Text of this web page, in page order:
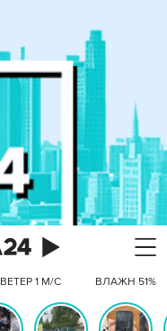
ВЕТЕР 1 М/С ВЛАЖН 51%